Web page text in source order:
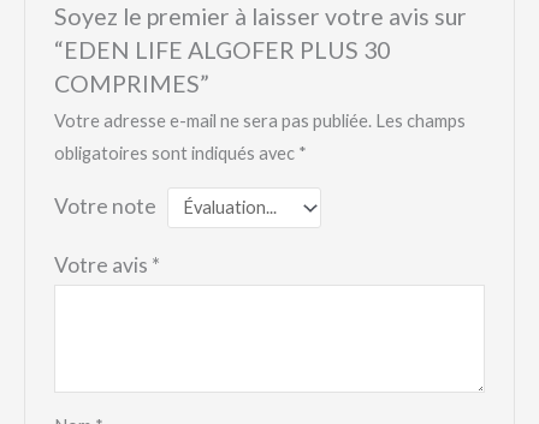
Soyez le premier à laisser votre avis sur
“EDEN LIFE ALGOFER PLUS 30
COMPRIMES”
Votre adresse e-mail ne sera pas publiée. Les champs
obligatoires sont indiqués avec *
Votre note
Votre avis *